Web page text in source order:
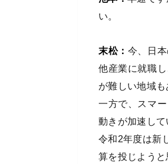
い。
末松： 今、日
他産業に就職
が難しい地域も
一方で、スマ
動きが加速して
令和2年度は新
算を投じようと